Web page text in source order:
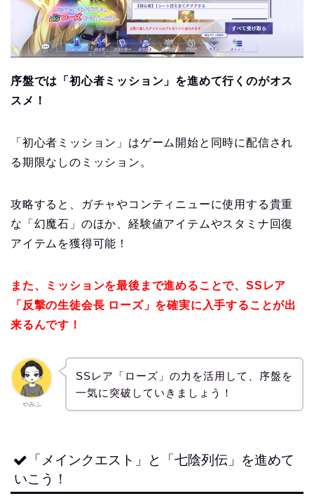
序盤では「初心者ミッション」を進めて行くのがオス
スメ！
「初心者ミッション」はゲーム開始と同時に配信され
る期限なしのミッション。
攻略すると、ガチャやコンティニューに使用する貴重
な「幻魔石」のほか、経験値アイテムやスタミナ回復
アイテムを獲得可能！
また、ミッションを最後まで進めることで、SSレア
「反撃の生徒会長 ローズ」を確実に入手することが出
来るんです！
やみふ
SSレア「ローズ」の力を活用して、序盤を
一気に突破していきましょう！
「メインクエスト」と「七陰列伝」を進めて
いこう！